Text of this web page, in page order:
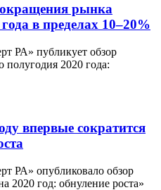
рынка
в пределах 10–20%
РА» публикует обзор
полугодия 2020 года:
впервые сократится
РА» опубликовало обзор
2020 год: обнуление роста»